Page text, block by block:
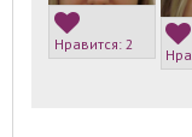
Нравится: 2